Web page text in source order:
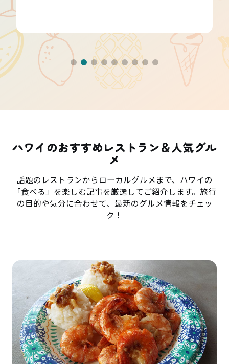
ハワイのおすすめレストラン＆人気グル
メ
話題のレストランからローカルグルメまで、ハワイの
「食べる」を楽しむ記事を厳選してご紹介します。旅行
の目的や気分に合わせて、最新のグルメ情報をチェッ
ク！